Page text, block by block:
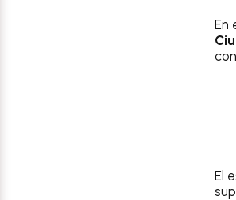
En
El